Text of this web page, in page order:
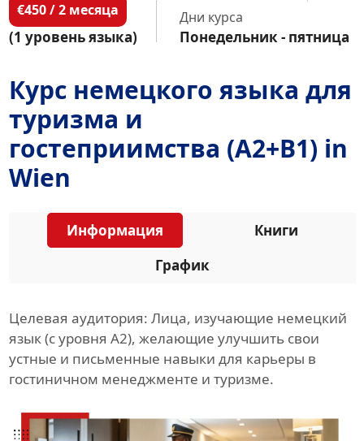
€450 / 2 месяца
(1 уровень языка)
Дни курса
Понедельник - пятница
Курс немецкого языка для
туризма и
гостеприимства (A2+B1) in
Wien
Информация
Книги
График
Целевая аудитория: Лица, изучающие немецкий
язык (с уровня A2), желающие улучшить свои
устные и письменные навыки для карьеры в
гостиничном менеджменте и туризме.